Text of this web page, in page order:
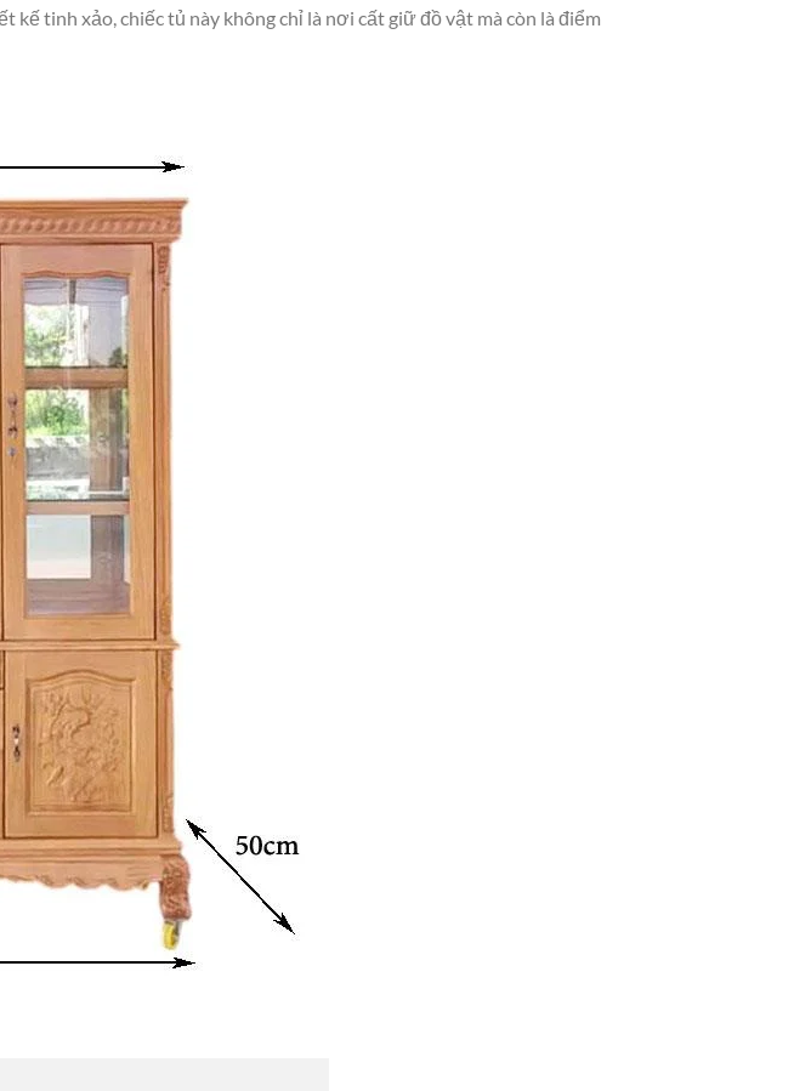
tinh xảo, chiếc tủ này không chỉ là nơi cất giữ đồ vật mà còn là điểm